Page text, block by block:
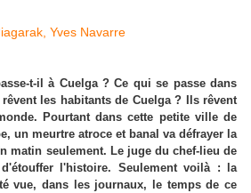
t-il à Cuelga ? Ce qui se passe dans
les habitants de Cuelga ? Ils rêvent
Pourtant dans cette petite ville de
un meurtre atroce et banal va défrayer la
matin seulement. Le juge du chef-lieu de
l'histoire. Seulement voilà : la
vue, dans les journaux, le temps de ce